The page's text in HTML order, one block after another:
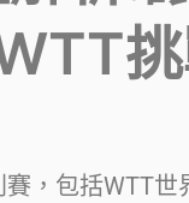
，包括WTT